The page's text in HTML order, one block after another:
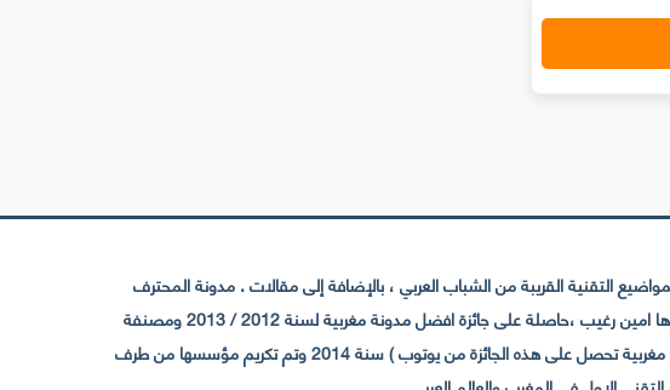
التقنية القريبة من الشباب العربي ، بالإضافة إلى مقالات . مدونة المحترف
تأسست سنة 2009 حيث تستقطب الآن عدد كبير من الزوار من كافة ربوع الوطن العربي ، حيث ان مقرها الرئيسي بالمغرب و مديرها امين رغيب ،حاصلة على جائزة افضل مدونة مغربية لسنة 2012 / 2013 ومصنفة
ضمن افضل 10 مدونات عربية حسب المركز الدولي للصحفيين ICFJ سنة 2013 وحاصلة على الجائزة الفضية من يوتوب (اول قناة مغربية تحصل على هذه الجائزة من يوتوب ) سنة 2014 وتم تكريم مؤسسها من طرف